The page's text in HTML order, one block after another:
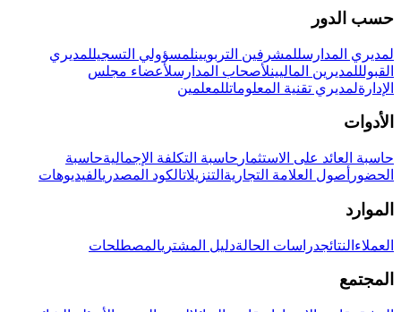
حسب الدور
لمديري المدارسللمشرفين التربويينلمسؤولي التسجيللمديري
القبولللمديرين الماليينلأصحاب المدارسلأعضاء مجلس
الإدارةلمديري تقنية المعلوماتللمعلمين
الأدوات
حاسبة العائد على الاستثمار حاسبة التكلفة الإجماليةحاسبة
الحضور أصول العلامة التجارية التنزيلاتالكود المصدريالفيديوهات
الموارد
العملاء النتائجدراسات الحالةدليل المشتريالمصطلحات
المجتمع